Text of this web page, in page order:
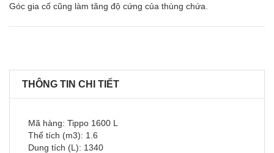
Góc gia cố cũng làm tăng độ cứng của thùng chứa.
THÔNG TIN CHI TIẾT
Mã hàng: Tippo 1600 L
Thể tích (m3): 1.6
Dung tích (L): 1340